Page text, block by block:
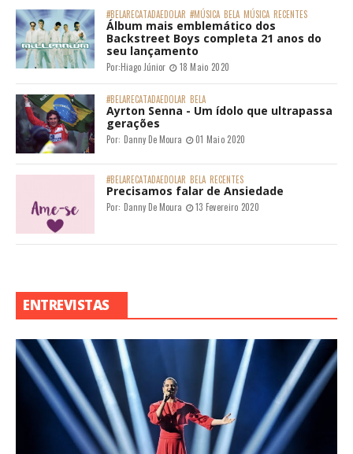
#BELARECATADAEDOLAR #MÚSICA BELA MÚSICA RECENTES
Álbum mais emblemático dos
Backstreet Boys completa 21 anos do
seu lançamento
Por:Hiago Júnior 18 Maio 2020
#BELARECATADAEDOLAR BELA
Ayrton Senna - Um ídolo que ultrapassa
gerações
Por: Danny De Moura 01 Maio 2020
#BELARECATADAEDOLAR BELA RECENTES
Precisamos falar de Ansiedade
Por: Danny De Moura 13 Fevereiro 2020
ENTREVISTAS